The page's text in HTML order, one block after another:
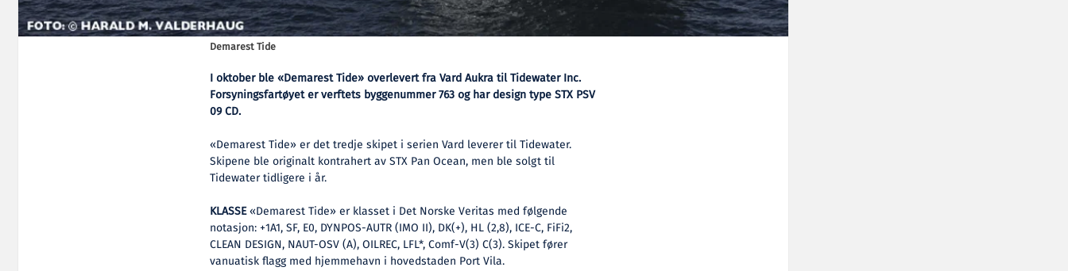
Demarest Tide
I oktober ble «Demarest Tide» overlevert fra Vard Aukra til Tidewater Inc.
Forsyningsfartøyet er verftets byggenummer 763 og har design type STX PSV
09 CD.
«Demarest Tide» er det tredje skipet i serien Vard leverer til Tidewater.
Skipene ble originalt kontrahert av STX Pan Ocean, men ble solgt til
Tidewater tidligere i år.
KLASSE«Demarest Tide» er klasset i Det Norske Veritas med følgende
notasjon: +1A1, SF, E0, DYNPOS-AUTR (IMO II), DK(+), HL (2,8), ICE-C, FiFi2,
CLEAN DESIGN, NAUT-OSV (A), OILREC, LFL*, Comf-V(3) C(3). Skipet fører
vanuatisk flagg med hjemmehavn i hovedstaden Port Vila.